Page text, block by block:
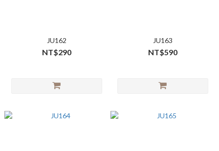
JU162
NT$290
JU163
NT$590